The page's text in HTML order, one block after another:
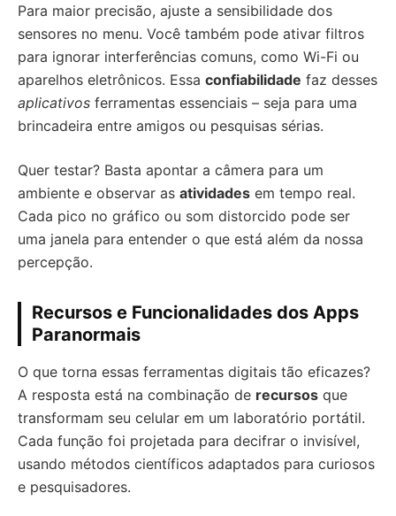
Para maior precisão, ajuste a sensibilidade dos
sensores no menu. Você também pode ativar filtros
para ignorar interferências comuns, como Wi-Fi ou
aparelhos eletrônicos. Essa confiabilidade faz desses
aplicativos ferramentas essenciais – seja para uma
brincadeira entre amigos ou pesquisas sérias.
Quer testar? Basta apontar a câmera para um
ambiente e observar as atividades em tempo real.
Cada pico no gráfico ou som distorcido pode ser
uma janela para entender o que está além da nossa
percepção.
Recursos e Funcionalidades dos Apps
Paranormais
O que torna essas ferramentas digitais tão eficazes?
A resposta está na combinação de recursos que
transformam seu celular em um laboratório portátil.
Cada função foi projetada para decifrar o invisível,
usando métodos científicos adaptados para curiosos
e pesquisadores.